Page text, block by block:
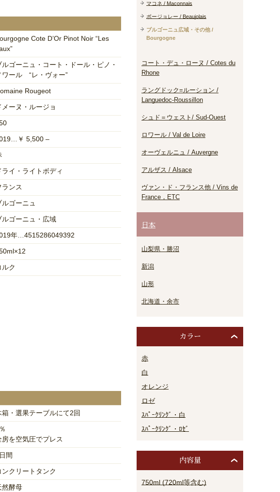
Cote D’Or Pinot Noir “Les
ルゴーニュ・コート・ドール・ピノ・
ワール “レ・ヴォー”
Rougeot
メーヌ・ルージョ
￥ 5,500 –
ライ・ライトボディ
ランス
ルゴーニュ
ルゴーニュ・広域
年…4515286049392
ルク
箱・選果テーブルにて2回
房を空気圧でプレス
間
ンクリートタンク
然酵母
マコネ / Maconnais
ボージョレー / Beaujolais
ブルゴーニュ広域・その他 /
Bourgogne
コート・デュ・ローヌ / Cotes du
Rhone
ラングドック=ルーション /
Languedoc-Roussillon
シュド＝ウェスト/ Sud-Ouest
ロワール / Val de Loire
オーヴェルニュ / Auvergne
アルザス / Alsace
ヴァン・ド・フランス他 / Vins de
France，ETC
日本
山梨県・勝沼
新潟
山形
北海道・余市
カラー
赤
白
オレンジ
ロゼ
ｽﾊﾟｰｸﾘﾝｸﾞ・白
ｽﾊﾟｰｸﾘﾝｸﾞ・ﾛｾﾞ
内容量
750ml (720ml等含む)